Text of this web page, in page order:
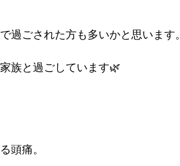
過ごされた方も多いかと思います。
族と過ごしています🌿
頭痛。